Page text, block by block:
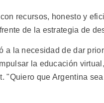
recursos, honesto y
de la estrategia de
a la necesidad de dar
la educación
"Quiero que Argentina